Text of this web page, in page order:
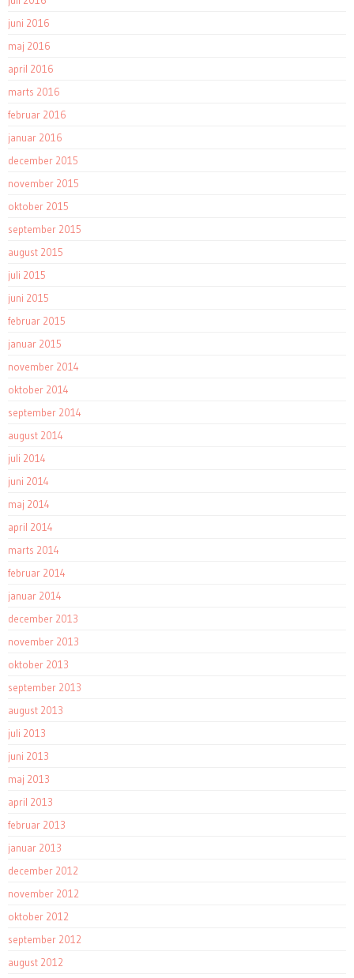
juni 2016
maj 2016
april 2016
marts 2016
februar 2016
januar 2016
december 2015
november 2015
oktober 2015
september 2015
august 2015
juli 2015
juni 2015
februar 2015
januar 2015
november 2014
oktober 2014
september 2014
august 2014
juli 2014
juni 2014
maj 2014
april 2014
marts 2014
februar 2014
januar 2014
december 2013
november 2013
oktober 2013
september 2013
august 2013
juli 2013
juni 2013
maj 2013
april 2013
februar 2013
januar 2013
december 2012
november 2012
oktober 2012
september 2012
august 2012